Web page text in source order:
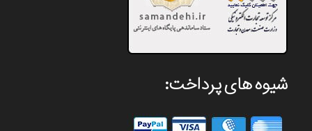
شیوه های پرداخت: